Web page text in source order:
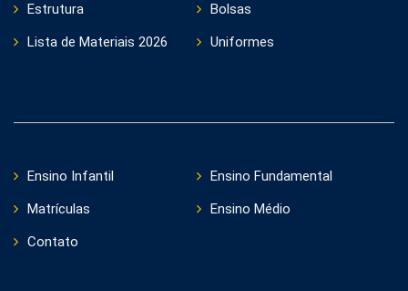
Estrutura
Bolsas
Lista de Materiais 2026
Uniformes
Ensino Infantil
Ensino Fundamental
Matrículas
Ensino Médio
Contato